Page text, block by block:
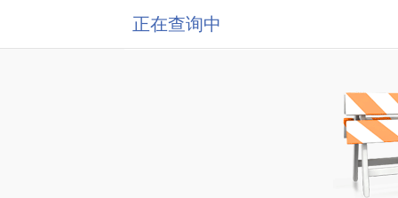
正在查询中